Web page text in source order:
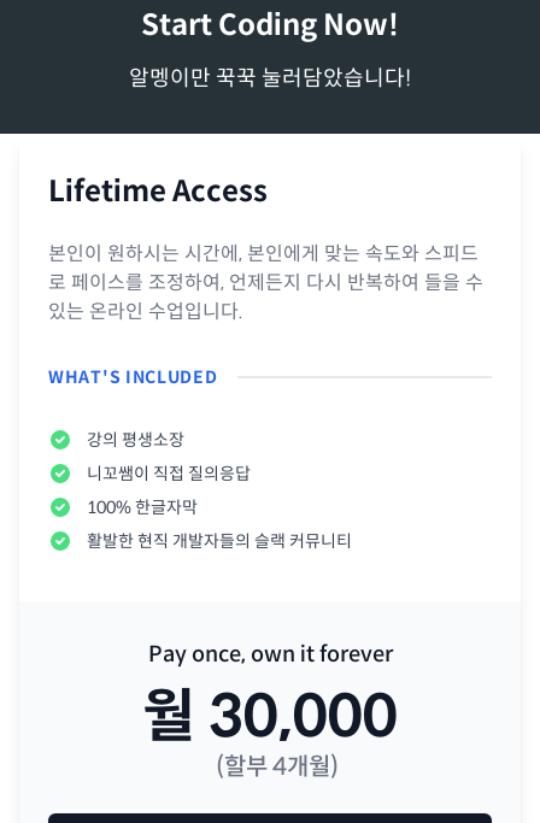
Start Coding Now!
알멩이만 꾹꾹 눌러담았습니다!
Lifetime Access
본인이 원하시는 시간에, 본인에게 맞는 속도와 스피드
로 페이스를 조정하여, 언제든지 다시 반복하여 들을 수
있는 온라인 수업입니다.
WHAT'S INCLUDED
강의 평생소장
니꼬쌤이 직접 질의응답
100% 한글자막
활발한 현직 개발자들의 슬랙 커뮤니티
Pay once, own it forever
월 30,000
(할부4개월)